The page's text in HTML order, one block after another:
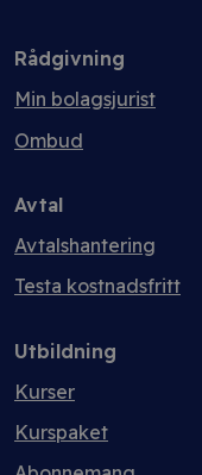
Rådgivning
Min bolagsjurist
Ombud
Avtal
Avtalshantering
Testa kostnadsfritt
Utbildning
Kurser
Kurspaket